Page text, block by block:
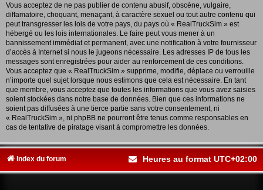
Vous acceptez de ne pas publier de contenu abusif, obscène, vulgaire,
diffamatoire, choquant, menaçant, à caractère sexuel ou tout autre contenu qui
peut transgresser les lois de votre pays, du pays où « RealTruckSim » est
hébergé ou les lois internationales. Le faire peut vous mener à un
bannissement immédiat et permanent, avec une notification à votre fournisseur
d’accès à Internet si nous le jugeons nécessaire. Les adresses IP de tous les
messages sont enregistrées pour aider au renforcement de ces conditions.
Vous acceptez que « RealTruckSim » supprime, modifie, déplace ou verrouille
n’importe quel sujet lorsque nous estimons que cela est nécessaire. En tant
que membre, vous acceptez que toutes les informations que vous avez saisies
soient stockées dans notre base de données. Bien que ces informations ne
soient pas diffusées à une tierce partie sans votre consentement, ni
« RealTruckSim », ni phpBB ne pourront être tenus comme responsables en
cas de tentative de piratage visant à compromettre les données.
Index du forum Heures au format UTC+02:00